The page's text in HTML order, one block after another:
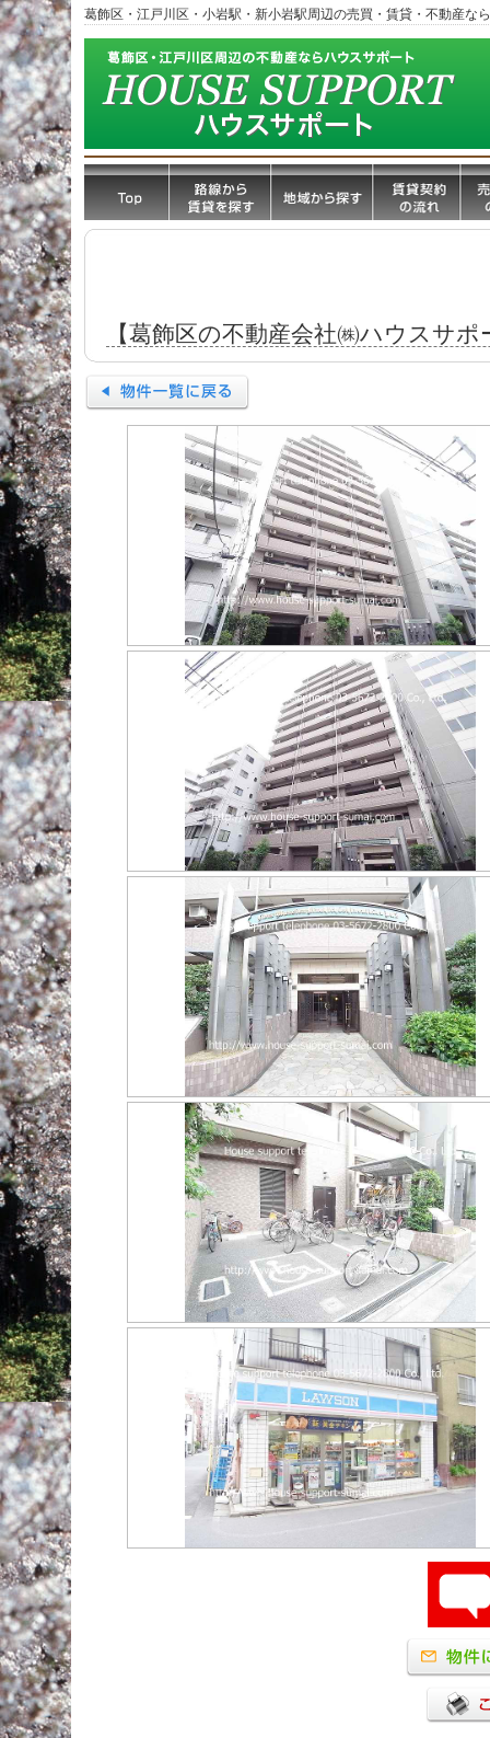
葛飾区・江戸川区・小岩駅・新小岩駅周辺の売買・賃貸・不動産な
【葛飾区の不動産会社㈱ハウスサ